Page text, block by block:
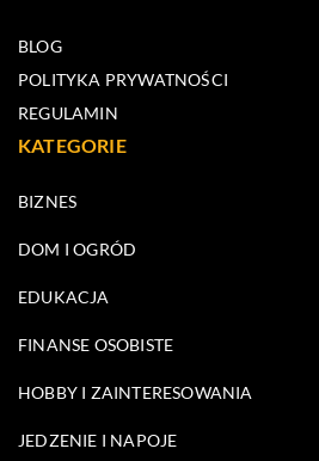
BLOG
POLITYKA PRYWATNOŚCI
REGULAMIN
KATEGORIE
BIZNES
DOM I OGRÓD
EDUKACJA
FINANSE OSOBISTE
HOBBY I ZAINTERESOWANIA
JEDZENIE I NAPOJE